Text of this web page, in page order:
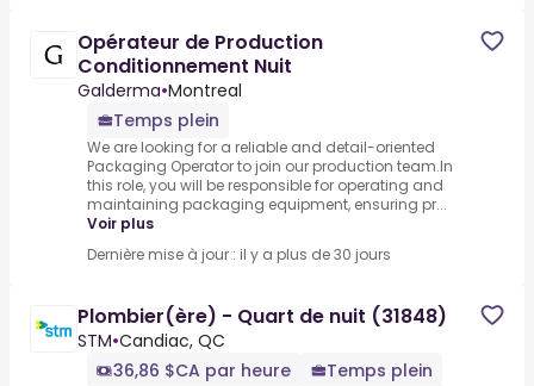
Opérateur de Production
Conditionnement Nuit
Galderma•Montreal
Temps plein
We are looking for a reliable and detail-oriented
Packaging Operator to join our production team.In
this role, you will be responsible for operating and
maintaining packaging equipment, ensuring pr...
Voir plus
Dernière mise à jour : il y a plus de 30 jours
Plombier(ère) - Quart de nuit (31848)
STM•Candiac, QC
36,86 $CA par heure
Temps plein